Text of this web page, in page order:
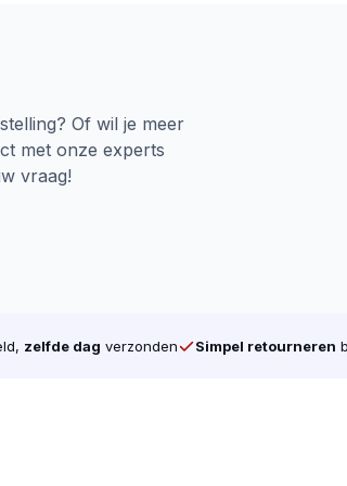
Of wil je meer
met onze experts
vraag!
zelfde dag verzonden Simpel retourneren